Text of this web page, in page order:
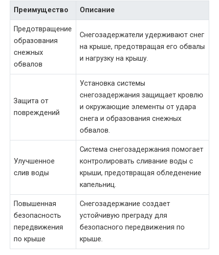
Преимущество Описание
Предотвращение
образования
снежных
обвалов
Снегозадержатели удерживают снег
на крыше, предотвращая его обвалы
и нагрузку на крышу.
Защита от
повреждений
Установка системы
снегозадержания защищает кровлю
и окружающие элементы от удара
снега и образования снежных
обвалов.
Улучшенное
слив воды
Система снегозадержания помогает
контролировать сливание воды с
крыши, предотвращая обледенение
капельниц.
Повышенная
безопасность
передвижения
по крыше
Снегозадержание создает
устойчивую преграду для
безопасного передвижения по
крыше.